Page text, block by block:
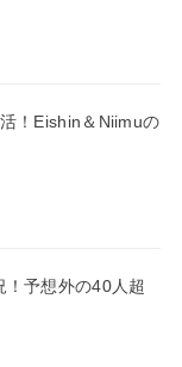
！Eishin＆Niimuの
！予想外の40人超